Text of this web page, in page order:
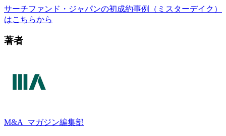
サーチファンド・ジャパンの初成約事例（ミスターデイク）
はこちらから
著者
M&A マガジン編集部